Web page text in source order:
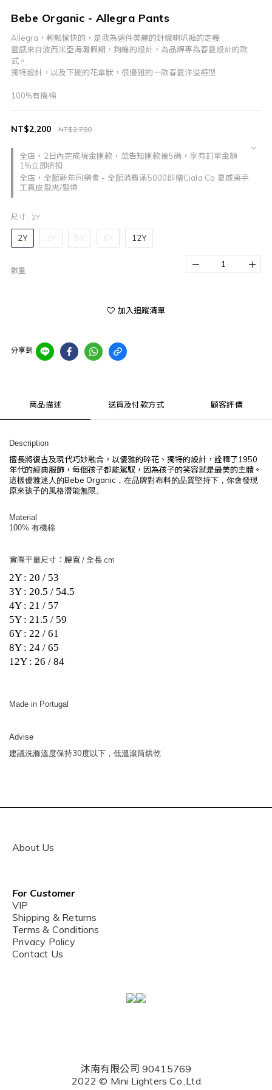
Bebe Organic - Allegra Pants
Allegra，輕鬆愉快的，是我為這件美麗的針織喇叭褲的定義
靈感來自波西米亞海灘假期，鉤編的設計，為品牌專為春夏設計的款
式。
獨特設計，以及下擺的花傘狀，很優雅的一款春夏洋溢褲型
100%有機棉
全店，2日內完成現金匯款，並告知匯款後5碼，享有訂單金額
1%立即折扣
全店，全館新年同樂會 - 全館消費滿5000即贈Ciala Co 夏威夷手
工真皮髮夾/髮帶
NT$2,780
NT$2,200
尺寸 : 2Y
2Y 3Y 5Y 6Y 12Y
數量
加入追蹤清單
分享到
商品描述 送貨及付款方式 顧客評價
Description
擅長將復古及現代巧妙融合，以優雅的碎花、獨特的設計，詮釋了1950
年代的經典服飾，每個孩子都能駕馭，因為孩子的笑容就是最美的主體。
這樣優雅迷人的Bebe Organic ，在品牌對布料的品質堅持下， 你會發現
原來孩子的風格潛能無限。
Material
100% 有機棉
實際平量尺寸：腰寬 / 全長 cm
2Y : 20 / 53
3Y : 20.5 / 54.5
4Y : 21 / 57
5Y : 21.5 / 59
6Y : 22 / 61
8Y : 24 / 65
12Y : 26 / 84
Made in Portugal
Advise
建議洗滌溫度保持30度以下，低溫滾筒烘乾
About Us
For Customer
VIP
Shipping & Returns
Terms & Conditions
Privacy Policy
Contact Us
沐南有限公司 90415769
2022 © Mini Lighters Co.,Ltd.